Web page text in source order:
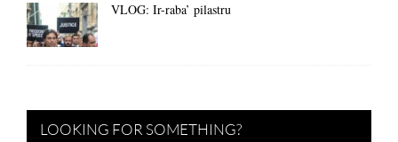
VLOG: Ir-raba’ pilastru
LOOKING FOR SOMETHING?